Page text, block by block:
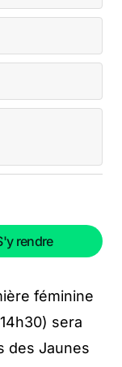
rendre
féminine
sera
des Jaunes